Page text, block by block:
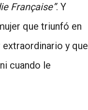
­Française”. Y
que triunfó en
y que
cuando le